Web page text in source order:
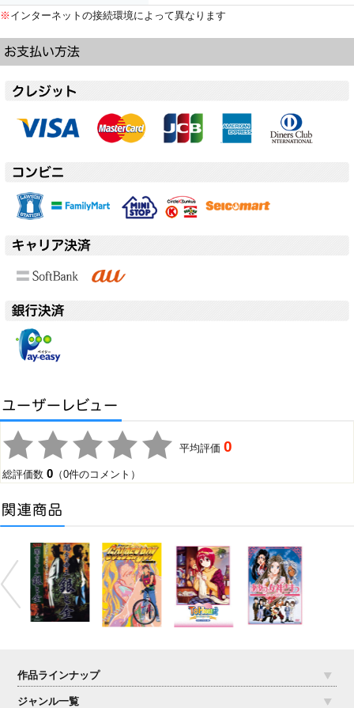
※ インターネットの接続環境によって異なります
平均評価0
総評価数0 （0件のコメント）
作品ラインナップ
ジャンル一覧